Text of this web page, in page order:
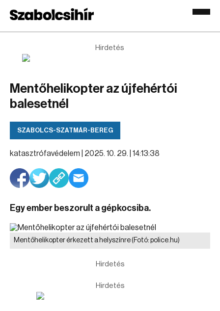
Hirdetés
Mentőhelikopter az újfehértói
balesetnél
SZABOLCS-SZATMÁR-BEREG
katasztrófavédelem | 2025. 10. 29. | 14:13:38
Egy ember beszorult a gépkocsiba.
Mentőhelikopter érkezett a helyszínre(Fotó: police.hu)
Hirdetés
Hirdetés